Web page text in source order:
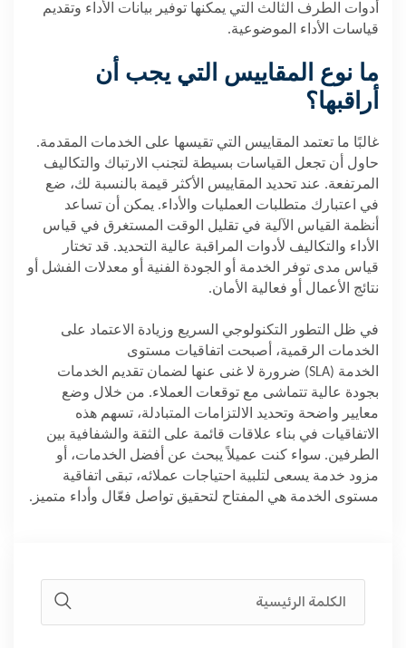
أدوات الطرف الثالث التي يمكنها توفير بيانات الأداء وتقديم
قياسات الأداء الموضوعية.
ما نوع المقاييس التي يجب أن
أراقبها؟
غالبًا ما تعتمد المقاييس التي تقيسها على الخدمات المقدمة.
حاول أن تجعل القياسات بسيطة لتجنب الارتباك والتكاليف
المرتفعة. عند تحديد المقاييس الأكثر قيمة بالنسبة لك، ضع
في اعتبارك متطلبات العمليات والأداء. يمكن أن تساعد
أنظمة القياس الآلية في تقليل الوقت المستغرق في قياس
الأداء والتكاليف لأدوات المراقبة عالية التحديد. قد تختار
قياس مدى توفر الخدمة أو الجودة الفنية أو معدلات الفشل أو
نتائج الأعمال أو فعالية الأمان.
في ظل التطور التكنولوجي السريع وزيادة الاعتماد على
الخدمات الرقمية، أصبحت اتفاقيات مستوى
الخدمة (SLA) ضرورة لا غنى عنها لضمان تقديم الخدمات
بجودة عالية تتماشى مع توقعات العملاء. من خلال وضع
معايير واضحة وتحديد الالتزامات المتبادلة، تسهم هذه
الاتفاقيات في بناء علاقات قائمة على الثقة والشفافية بين
الطرفين. سواء كنت عميلاً يبحث عن أفضل الخدمات، أو
مزود خدمة يسعى لتلبية احتياجات عملائه، تبقى اتفاقية
مستوى الخدمة هي المفتاح لتحقيق تواصل فعّال وأداء متميز .